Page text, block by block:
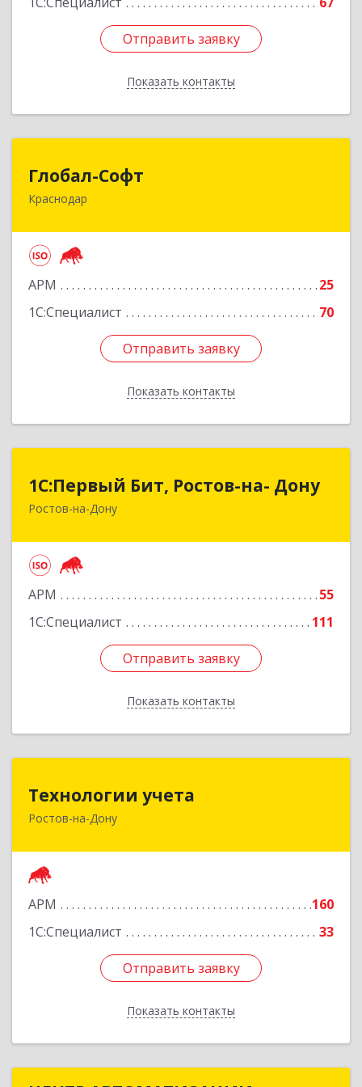
Отправить заявку
Показать контакты
Отправить заявку
Назад
Глобал-Софт
Краснодар
АРМ
25
1С:Специалист
70
Отправить заявку
Показать контакты
350018, Краснодарский край, Краснодар г,
Отправить заявку
Назад
1С:Первый Бит, Ростов-на- Дону
Ростов-на-Дону
АРМ
55
1С:Специалист
111
Отправить заявку
Показать контакты
1С:Первый Бит, Ростов-на- Дону
344091, Ростовская обл, Ростов-на-Дону г,
Отправить заявку
Назад
Технологии учета
Ростов-на-Дону
АРМ
160
1С:Специалист
33
Отправить заявку
Показать контакты
344064, Ростовская обл, Ростов-на-Дону г,
Отправить заявку
Назад